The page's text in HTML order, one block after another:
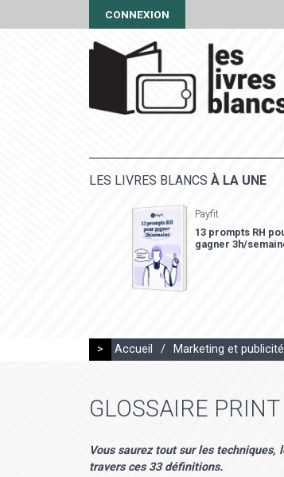
CONNEXION
LES LIVRES BLANCS À LA UNE
Payfit
13 prompts RH
gagner 3h/
> Accueil / Marketing et publicité
GLOSSAIRE
Vous saurez tout sur les
travers ces 33 définitions.